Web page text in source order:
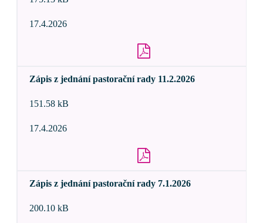
17.4.2026
Zápis z jednání pastorační rady 11.2.2026
151.58 kB
17.4.2026
Zápis z jednání pastorační rady 7.1.2026
200.10 kB